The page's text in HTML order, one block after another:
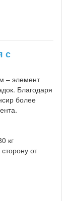
с
– элемент
Благодаря
более
кг
от